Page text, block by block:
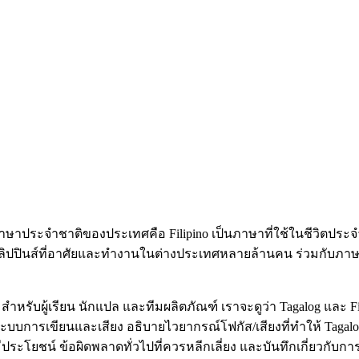
ประจำชาติของประเทศคือ Filipino เป็นภาษาที่ใช้ในชีวิตประ
ปินส์ที่อาศัยและทำงานในต่างประเทศหลายล้านคน ร่วมกับภ
ำหรับผู้เรียน นักแปล และทีมผลิตภัณฑ์ เราจะดูว่า Tagalog แล
ารเขียนและเสียง อธิบายไวยากรณ์โฟกัส/เสียงที่ทำให้
ระโยชน์ ข้อผิดพลาดทั่วไปที่ควรหลีกเลี่ยง และบันทึกเกี่ยวกับก